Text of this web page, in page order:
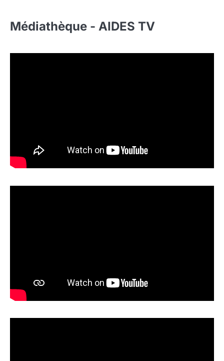
Médiathèque - AIDES TV